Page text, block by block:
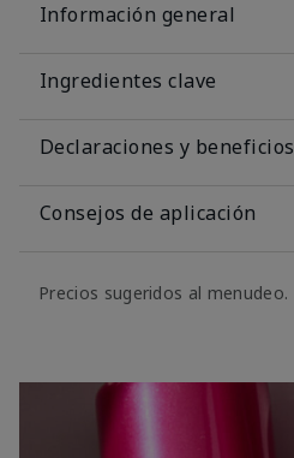
Información general
Ingredientes clave
Declaraciones y beneficios
Consejos de aplicación
Precios sugeridos al menudeo.